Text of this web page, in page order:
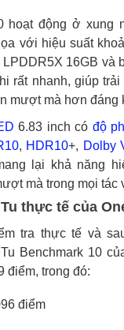
hoạt động ở xung
với hiệu suất
LPDDR5X 16GB và
rất nhanh, giúp
mượt mà hơn đáng
6.83 inch có độ
, HDR10+, Dolby
lại khả năng
mà trong mọi tác
thực tế của
tra thực tế và
Benchmark 10
điểm, trong đó:
điểm